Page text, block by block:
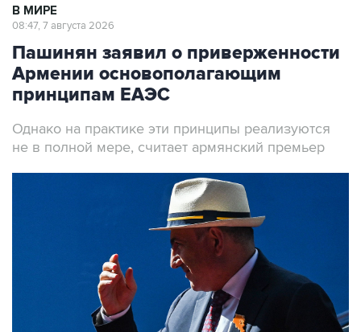
В МИРЕ
08:47, 7 августа 2026
Пашинян заявил о приверженности
Армении основополагающим
принципам ЕАЭС
Однако на практике эти принципы реализуются
не в полной мере, считает армянский премьер